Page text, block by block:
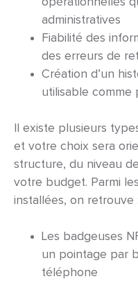
administratives
Fiabilité des
des erreurs de
Création d’un
utilisable comme
Il existe plusieurs
et votre choix sera
structure, du niveau
votre budget. Parmi
installées, on retrouve :
Les badgeuses
un pointage par
téléphone